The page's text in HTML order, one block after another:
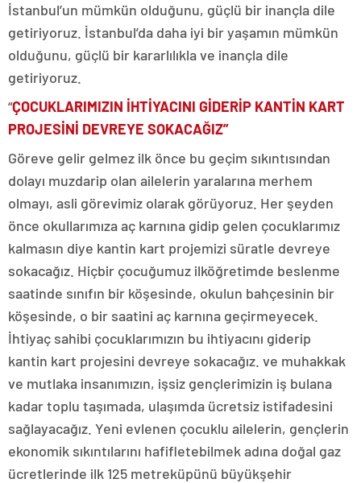
İstanbul’un mümkün olduğunu, güçlü bir inançla dile
getiriyoruz. İstanbul’da daha iyi bir yaşamın mümkün
olduğunu, güçlü bir kararlılıkla ve inançla dile
getiriyoruz.
“ÇOCUKLARIMIZIN İHTİYACINI GİDERİP KANTİN KART
PROJESİNİ DEVREYE SOKACAĞIZ”
Göreve gelir gelmez ilk önce bu geçim sıkıntısından
dolayı muzdarip olan ailelerin yaralarına merhem
olmayı, asli görevimiz olarak görüyoruz. Her şeyden
önce okullarımıza aç karnına gidip gelen çocuklarımız
kalmasın diye kantin kart projemizi süratle devreye
sokacağız. Hiçbir çocuğumuz ilköğretimde beslenme
saatinde sınıfın bir köşesinde, okulun bahçesinin bir
köşesinde, o bir saatini aç karnına geçirmeyecek.
İhtiyaç sahibi çocuklarımızın bu ihtiyacını giderip
kantin kart projesini devreye sokacağız. ve muhakkak
ve mutlaka insanımızın, işsiz gençlerimizin iş bulana
kadar toplu taşımada, ulaşımda ücretsiz istifadesini
sağlayacağız. Yeni evlenen çocuklu ailelerin, gençlerin
ekonomik sıkıntılarını hafifletebilmek adına doğal gaz
ücretlerinde ilk 125 metreküpünü büyükşehir